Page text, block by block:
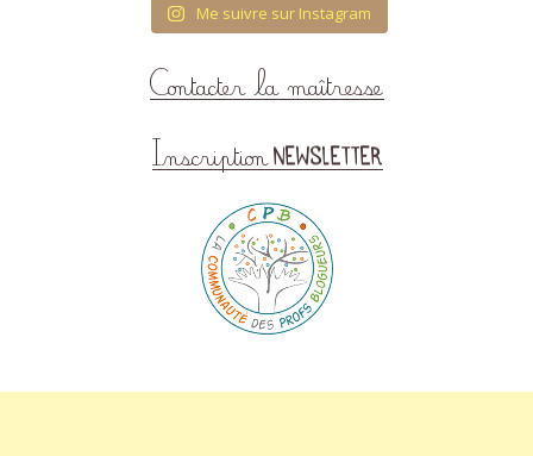
Me suivre sur Instagram